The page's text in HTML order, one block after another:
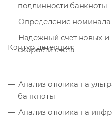
подлинности банкноты
Определение
Надежный счет новых и
скорости счета
Контур детекции:
Анализ отклика на
банкноты
Анализ отклика на